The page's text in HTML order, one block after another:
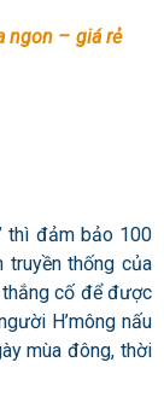
ngon – giá rẻ
thì đảm bảo 100
thống của
cố để được
H’mông nấu
mùa đông, thời